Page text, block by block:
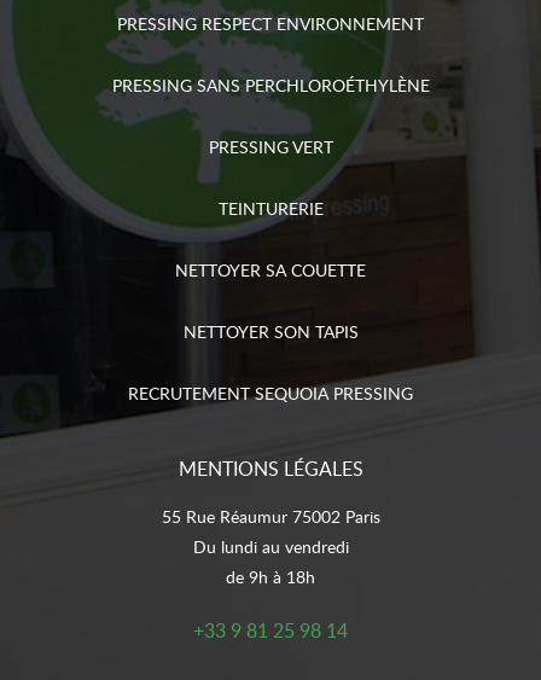
PRESSING RESPECT ENVIRONNEMENT
PRESSING SANS PERCHLOROÉTHYLÈNE
PRESSING VERT
TEINTURERIE
NETTOYER SA COUETTE
NETTOYER SON TAPIS
RECRUTEMENT SEQUOIA PRESSING
MENTIONS LÉGALES
55 Rue Réaumur 75002 Paris
Du lundi au vendredi
de 9h à 18h
+33 9 81 25 98 14